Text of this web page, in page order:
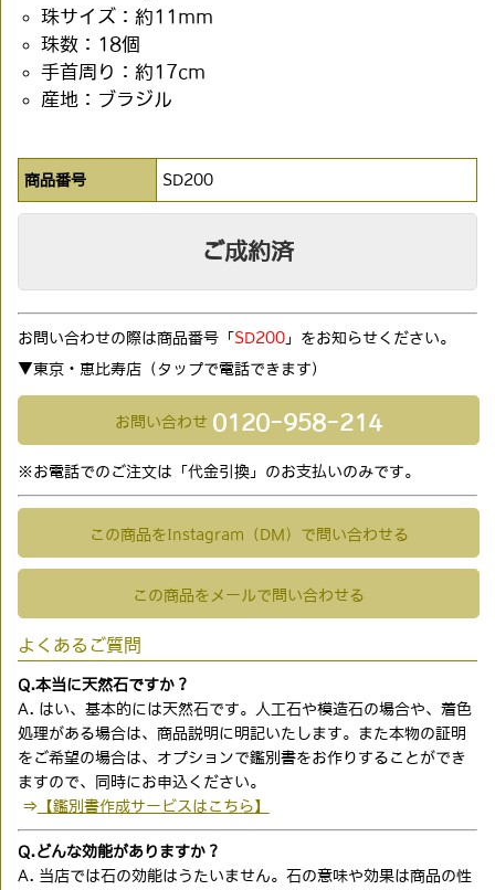
珠サイズ：約11mm
珠数：18個
手首周り：約17cm
産地：ブラジル
商品番号 SD200
ご成約済
お問い合わせの際は商品番号「 SD200」をお知らせください。
▼東京・恵比寿店（タップで電話できます)
お問い合わせ 0120-958-214
※お電話でのご注文は「代金引換」のお支払いのみです。
この商品をInstagram（DM）で問い合わせる
この商品をメールで問い合わせる
よくあるご質問
Q.本当に天然石ですか？
A. はい、基本的には天然石です。人工石や模造石の場合や、着色
処理がある場合は、商品説明に明記いたします。また本物の証明
をご希望の場合は、オプションで鑑別書をお作りすることができ
ますので、同時にお申込ください。
⇒ 【鑑別書作成サービスはこちら】
Q.どんな効能がありますか？
A. 当店では石の効能はうたいません。石の意味や効果は商品の性